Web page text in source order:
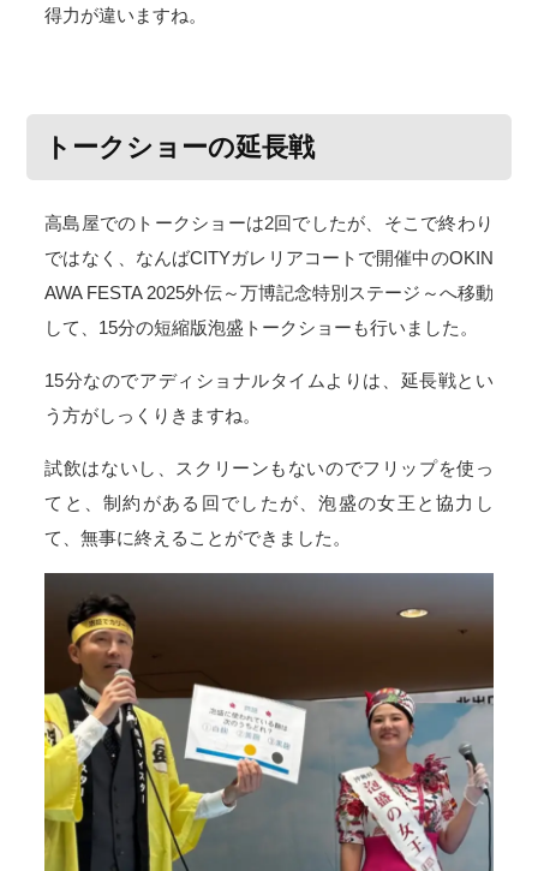
得力が違いますね。
トークショーの延長戦
高島屋でのトークショーは2回でしたが、そこで終わり
ではなく、なんばCITYガレリアコートで開催中のOKIN
AWA FESTA 2025外伝～万博記念特別ステージ～へ移動
して、15分の短縮版泡盛トークショーも行いました。
15分なのでアディショナルタイムよりは、延長戦とい
う方がしっくりきますね。
試飲はないし、スクリーンもないのでフリップを使っ
てと、制約がある回でしたが、泡盛の女王と協力し
て、無事に終えることができました。